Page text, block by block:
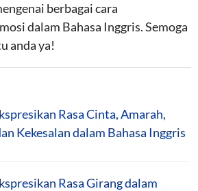
berbagai cara
dalam Bahasa Inggris. Semoga
anda ya!
Rasa Cinta, Amarah,
Kekesalan dalam Bahasa Inggris
Rasa Girang dalam